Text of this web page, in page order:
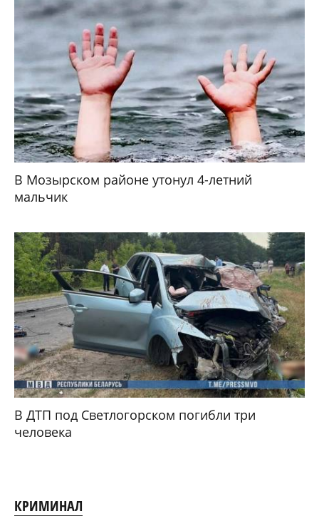
В Мозырском районе утонул 4-летний
мальчик
В ДТП под Светлогорском погибли три
человека
КРИМИНАЛ